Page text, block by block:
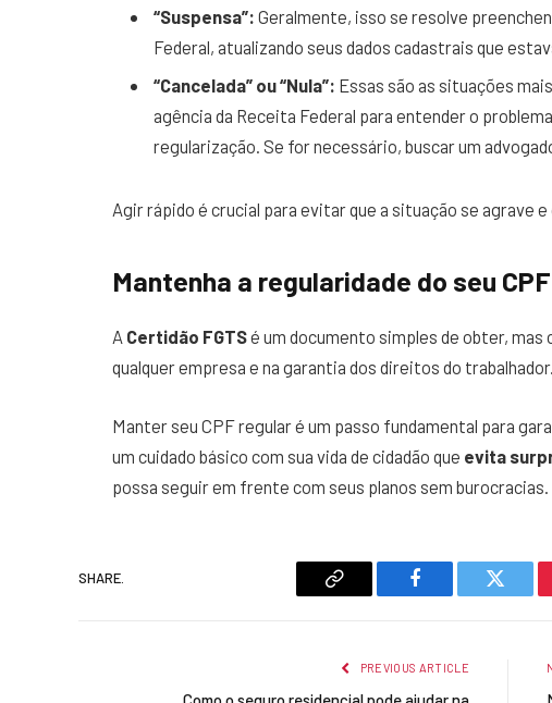
“Suspensa”: Geralmente, isso se resolve
Federal, atualizando seus dados cadastrais que
“Cancelada” ou “Nula”: Essas são as situações
agência da Receita Federal para entender o
regularização. Se for necessário, buscar um
Agir rápido é crucial para evitar que a situação se agrave
Mantenha a regularidade do seu
A Certidão FGTSé um documento simples de obter,
qualquer empresa e na garantia dos direitos do
Manter seu CPF regular é um passo fundamental para
um cuidado básico com sua vida de cidadão que evita
possa seguir em frente com seus planos sem burocracias.
SHARE.
Copy
Facebook Twitter
PREVIOUS ARTICLE